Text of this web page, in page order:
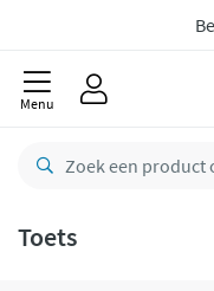
Menu
Toets